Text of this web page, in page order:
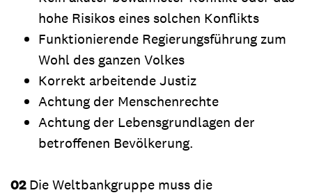
hohe Risikos eines solchen Konflikts
Funktionierende Regierungsführung zum
Wohl des ganzen Volkes
Korrekt arbeitende Justiz
Achtung der Menschenrechte
Achtung der Lebensgrundlagen der
betroffenen Bevölkerung.
02Die Weltbankgruppe muss die